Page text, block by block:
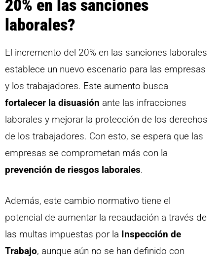
20% en las sanciones
laborales?
El incremento del 20% en las sanciones laborales
establece un nuevo escenario para las empresas
y los trabajadores. Este aumento busca
fortalecer la disuasión ante las infracciones
laborales y mejorar la protección de los derechos
de los trabajadores. Con esto, se espera que las
empresas se comprometan más con la
prevención de riesgos laborales.
Además, este cambio normativo tiene el
potencial de aumentar la recaudación a través de
las multas impuestas por la Inspección de
Trabajo, aunque aún no se han definido con